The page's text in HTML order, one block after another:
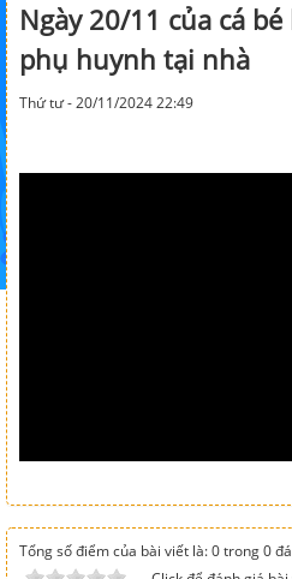
Ngày 20/11 của cá
phụ huynh tại nhà
Thứ tư - 20/11/2024 22:49
Tổng số điểm của bài viết là: 0 trong 0